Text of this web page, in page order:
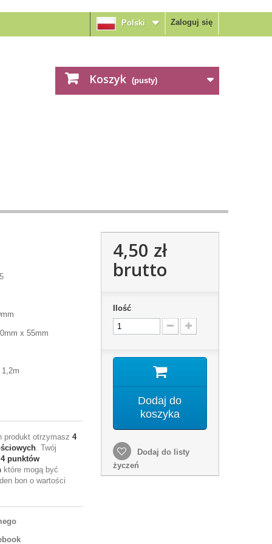
Zaloguj się
Polski
Koszyk (pusty)
x 55mm
produkt otrzymasz 4
. Twój
4punktów
które mogą być
bon o wartości
4,50 zł
brutto
Ilość
Dodaj do
koszyka
Dodaj do listy
życzeń